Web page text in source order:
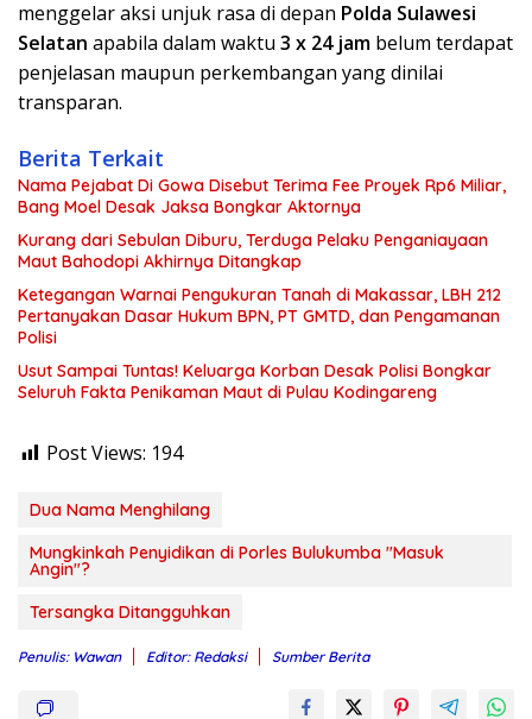
menggelar aksi unjuk rasa di depan Polda Sulawesi
Selatan apabila dalam waktu 3 x 24 jam belum terdapat
penjelasan maupun perkembangan yang dinilai
transparan.
Berita Terkait
Nama Pejabat Di Gowa Disebut Terima Fee Proyek Rp6 Miliar,
Bang Moel Desak Jaksa Bongkar Aktornya
Kurang dari Sebulan Diburu, Terduga Pelaku Penganiayaan
Maut Bahodopi Akhirnya Ditangkap
Ketegangan Warnai Pengukuran Tanah di Makassar, LBH 212
Pertanyakan Dasar Hukum BPN, PT GMTD, dan Pengamanan
Polisi
Usut Sampai Tuntas! Keluarga Korban Desak Polisi Bongkar
Seluruh Fakta Penikaman Maut di Pulau Kodingareng
Post Views: 194
Dua Nama Menghilang
Mungkinkah Penyidikan di Porles Bulukumba "Masuk
Angin"?
Tersangka Ditangguhkan
Penulis: Wawan Editor: Redaksi Sumber Berita